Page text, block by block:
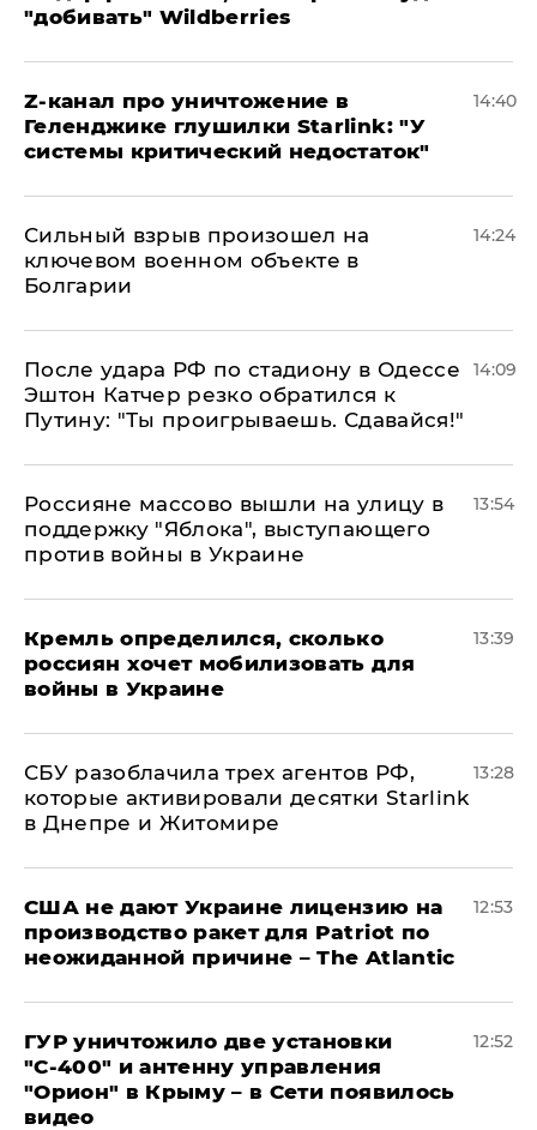
"добивать" Wildberries
Z-канал про уничтожение в
Геленджике глушилки Starlink: "У
системы критический недостаток"
14:40
Сильный взрыв произошел на
ключевом военном объекте в
Болгарии
14:24
После удара РФ по стадиону в Одессе
Эштон Катчер резко обратился к
Путину: "Ты проигрываешь. Сдавайся!"
14:09
Россияне массово вышли на улицу в
поддержку "Яблока", выступающего
против войны в Украине
13:54
Кремль определился, сколько
россиян хочет мобилизовать для
войны в Украине
13:39
СБУ разоблачила трех агентов РФ,
которые активировали десятки Starlink
в Днепре и Житомире
13:28
США не дают Украине лицензию на
производство ракет для Patriot по
неожиданной причине – The Atlantic
12:53
ГУР уничтожило две установки
"С‑400" и антенну управления
"Орион" в Крыму – в Сети появилось
видео
12:52